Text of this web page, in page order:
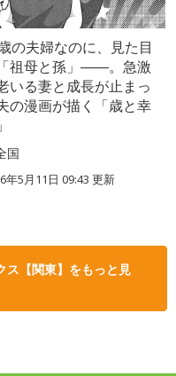
の夫婦なのに、見た目
祖母と孫」――。急激
いる妻と成長が止まっ
の漫画が描く「歳と幸
国
年5月11日 09:43 更新
ス【関東】をもっと見